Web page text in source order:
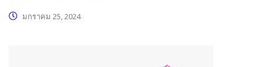
มกราคม 25, 2024